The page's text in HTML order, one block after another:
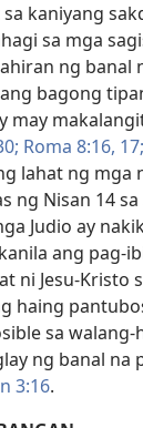
kaniyang
sa mga
ng banal
bagong
may
Roma 8:​16, 17;
lahat ng mga
ng Nisan 14
Judio ay
ang pag-
ni Jesu-Kristo
haing
sa
ng banal na
3:16.